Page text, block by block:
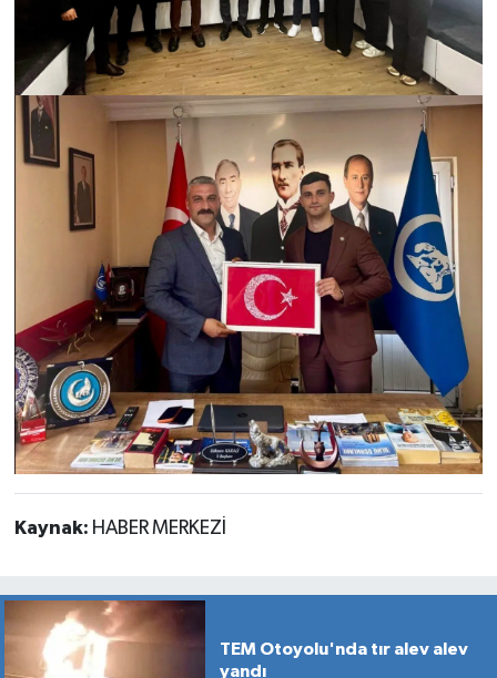
Kaynak: HABER MERKEZİ
TEM Otoyolu'nda tır alev alev
yandı